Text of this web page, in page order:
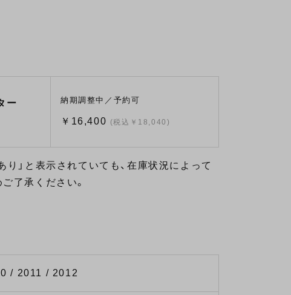
ー 納期調整中／予約可
￥16,400 (税込￥18,040)
」と表示されていても、在庫状況によって
了承ください。
/ 2011 / 2012